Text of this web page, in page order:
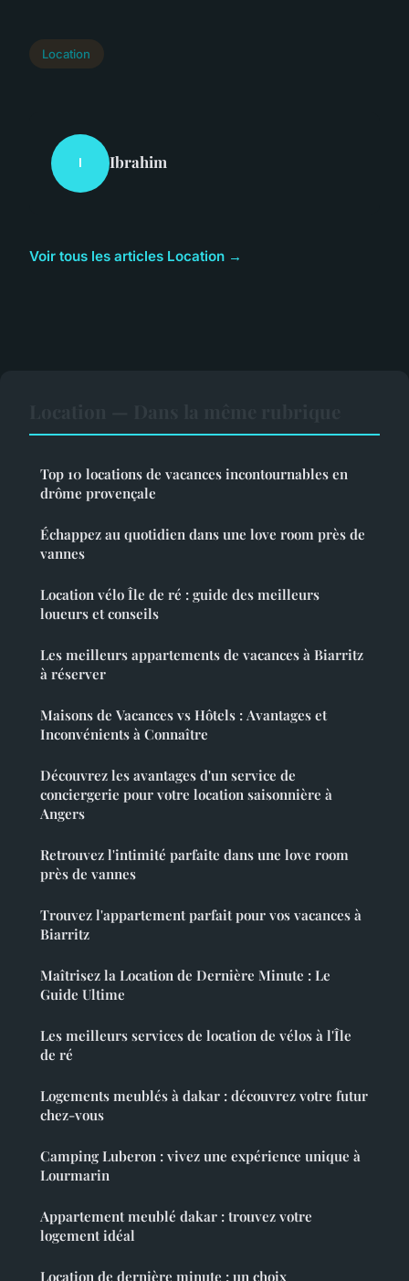
Location
I Ibrahim
Voir tous les articles Location →
Top 10 locations de vacances incontournables en
drôme provençale
Échappez au quotidien dans une love room près de
vannes
Location vélo Île de ré : guide des meilleurs
loueurs et conseils
Les meilleurs appartements de vacances à Biarritz
à réserver
Maisons de Vacances vs Hôtels : Avantages et
Inconvénients à Connaître
Découvrez les avantages d'un service de
conciergerie pour votre location saisonnière à
Angers
Retrouvez l'intimité parfaite dans une love room
près de vannes
Trouvez l'appartement parfait pour vos vacances à
Biarritz
Maîtrisez la Location de Dernière Minute : Le
Guide Ultime
Les meilleurs services de location de vélos à l'Île
de ré
Logements meublés à dakar : découvrez votre futur
chez-vous
Camping Luberon : vivez une expérience unique à
Lourmarin
Appartement meublé dakar : trouvez votre
logement idéal
Location de dernière minute : un choix